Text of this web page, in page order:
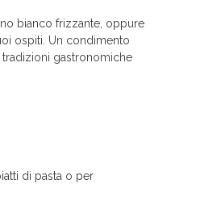
bianco frizzante, oppure
ospiti. Un condimento
tradizioni gastronomiche
di pasta o per